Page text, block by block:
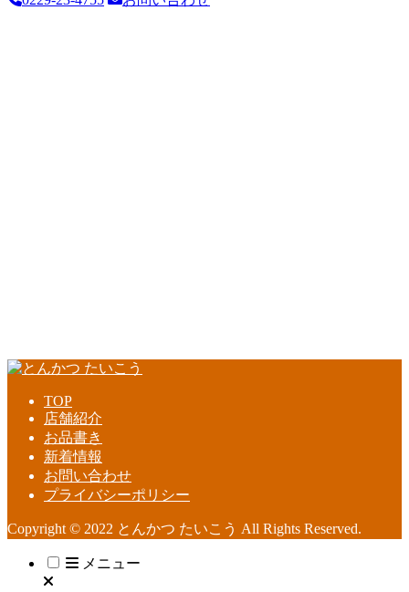
TOP
店舗紹介
お品書き
新着情報
お問い合わせ
プライバシーポリシー
Copyright © 2022 とんかつ たいこう All Rights Reserved.
メニュー